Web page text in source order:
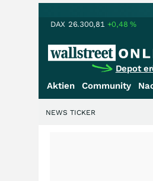
DAX 26.300,81 +0,48%
Depot
Aktien Community
NEWS TICKER